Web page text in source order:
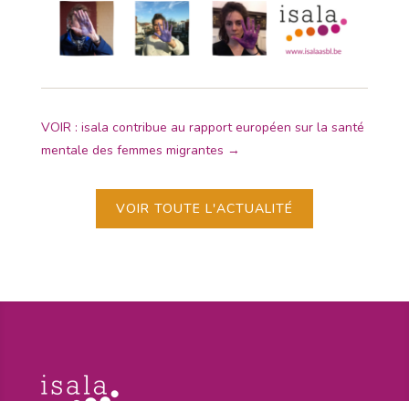
VOIR : isala contribue au rapport européen sur la santé
mentale des femmes migrantes →
VOIR TOUTE L'ACTUALITÉ